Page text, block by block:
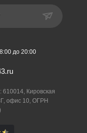
до 20:00
Кировская
офис 10, ОГРН